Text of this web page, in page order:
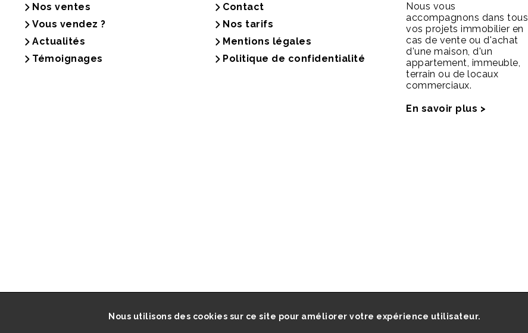
Nos ventes
Vous vendez ?
Actualités
Témoignages
Contact
Nos tarifs
Mentions légales
Politique de confidentialité
Nous vous
accompagnons dans tous
vos projets immobilier en
cas de vente ou d'achat
d'une maison, d'un
appartement, immeuble,
terrain ou de locaux
commerciaux.
En savoir plus >
Nous utilisons des cookies sur ce site pour améliorer votre expérience utilisateur.